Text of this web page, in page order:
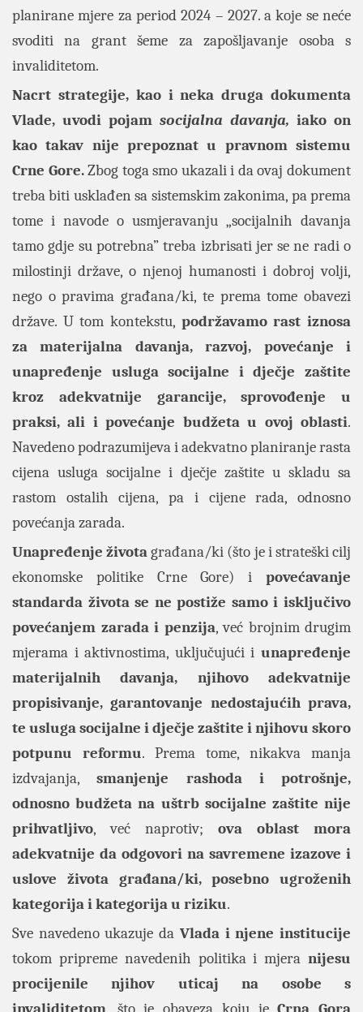
planirane mjere za period 2024 – 2027. a koje se neće
svoditi na grant šeme za zapošljavanje osoba s
invaliditetom.
Nacrt strategije, kao i neka druga dokumenta
Vlade, uvodi pojam socijalna davanja, iako on
kao takav nije prepoznat u pravnom sistemu
Crne Gore.Zbog toga smo ukazali i da ovaj dokument
treba biti usklađen sa sistemskim zakonima, pa prema
tome i navode o usmjeravanju „socijalnih davanja
tamo gdje su potrebna” treba izbrisati jer se ne radi o
milostinji države, o njenoj humanosti i dobroj volji,
nego o pravima građana/ki, te prema tome obavezi
države. U tom kontekstu, podržavamo rast iznosa
za materijalna davanja, razvoj, povećanje i
unapređenje usluga socijalne i dječje zaštite
kroz adekvatnije garancije, sprovođenje u
praksi, ali i povećanje budžeta u ovoj oblasti.
Navedeno podrazumijeva i adekvatno planiranje rasta
cijena usluga socijalne i dječje zaštite u skladu sa
rastom ostalih cijena, pa i cijene rada, odnosno
povećanja zarada.
Unapređenje životagrađana/ki (što je i strateški cilj
ekonomske politike Crne Gore) i povećavanje
standarda života se ne postiže samo i isključivo
povećanjem zarada i penzija, već brojnim drugim
mjerama i aktivnostima, uključujući i unapređenje
materijalnih davanja, njihovo adekvatnije
propisivanje, garantovanje nedostajućih prava,
te usluga socijalne i dječje zaštite i njihovu skoro
potpunu reformu. Prema tome, nikakva manja
izdvajanja,smanjenje rashoda i potrošnje,
odnosno budžeta na uštrb socijalne zaštite nije
prihvatljivo, već naprotiv; ova oblast mora
adekvatnije da odgovori na savremene izazove i
uslove života građana/ki, posebno ugroženih
kategorija i kategorija u riziku.
Sve navedeno ukazuje da Vlada i njene institucije
tokom pripreme navedenih politika i mjera nijesu
procijenile njihov uticaj na osobe s